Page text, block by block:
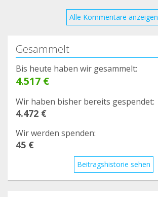
Alle Kommentare anzeigen
Gesammelt
Bis heute haben wir gesammelt:
4.517 €
Wir haben bisher bereits gespendet:
4.472 €
Wir werden spenden:
45 €
Beitragshistorie sehen